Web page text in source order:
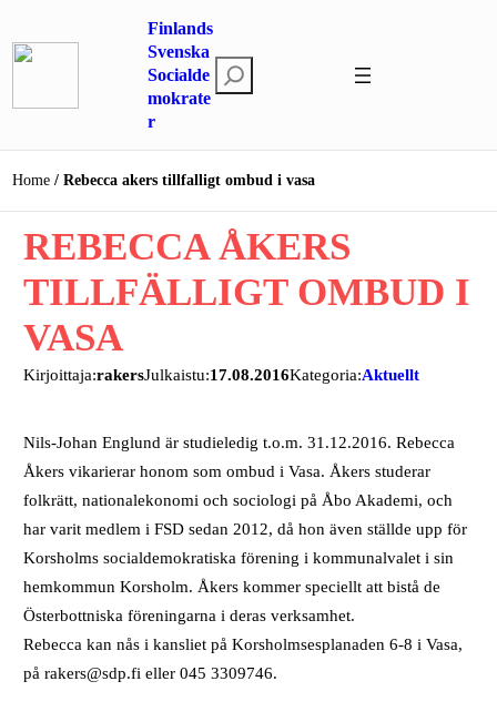
till
Finlands
Svenska
Socialde
mokrate
r
ö
Home Rebecca akers tillfalligt ombud i vasa
REBECCA ÅKERS
TILLFÄLLIGT OMBUD I
VASA
Kirjoittaja:rakersJulkaistu:17.08.2016Kategoria:Aktuellt
Nils-Johan Englund är studieledig t.o.m. 31.12.2016. Rebecca
Åkers vikarierar honom som ombud i Vasa. Åkers studerar
folkrätt, nationalekonomi och sociologi på Åbo Akademi, och
har varit medlem i FSD sedan 2012, då hon även ställde upp för
Korsholms socialdemokratiska förening i kommunalvalet i sin
hemkommun Korsholm. Åkers kommer speciellt att bistå de
Österbottniska föreningarna i deras verksamhet.
Rebecca kan nås i kansliet på Korsholmsesplanaden 6-8 i Vasa,
på rakers@sdp.fi eller 045 3309746.